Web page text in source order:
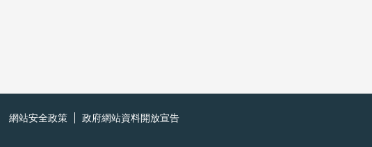
網站安全政策
政府網站資料開放宣告